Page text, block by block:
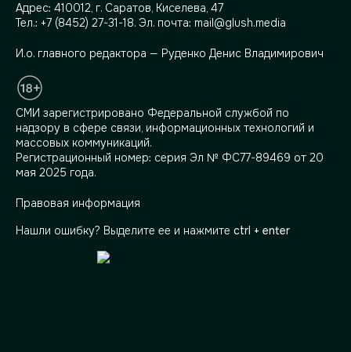
Адрес: 410012, г. Саратов, Киселева, 47
Тел.: +7 (8452) 27-31-18. Эл. почта: mail@glush.media
И.о. главного редактора — Руденко Денис Владимирович
СМИ зарегистрировано Федеральной службой по
надзору в сфере связи, информационных технологий и
массовых коммуникаций.
Регистрационный номер: серия Эл № ФС77-89469 от 20
мая 2025 года.
Правовая информация
Нашли ошибку? Выделите ее и нажмите ctrl + enter